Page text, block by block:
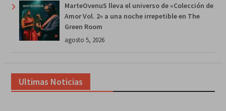
MarteOvenuS lleva el universo de «Colección de
Amor Vol. 2» a una noche irrepetible en The
Green Room
agosto 5, 2026
Ultimas Noticias